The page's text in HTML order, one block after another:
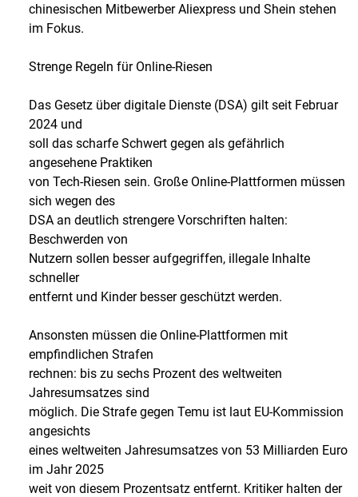
chinesischen Mitbewerber Aliexpress und Shein stehen
im Fokus.
Strenge Regeln für Online-Riesen
Das Gesetz über digitale Dienste (DSA) gilt seit Februar
2024 und
soll das scharfe Schwert gegen als gefährlich
angesehene Praktiken
von Tech-Riesen sein. Große Online-Plattformen müssen
sich wegen des
DSA an deutlich strengere Vorschriften halten:
Beschwerden von
Nutzern sollen besser aufgegriffen, illegale Inhalte
schneller
entfernt und Kinder besser geschützt werden.
Ansonsten müssen die Online-Plattformen mit
empfindlichen Strafen
rechnen: bis zu sechs Prozent des weltweiten
Jahresumsatzes sind
möglich. Die Strafe gegen Temu ist laut EU-Kommission
angesichts
eines weltweiten Jahresumsatzes von 53 Milliarden Euro
im Jahr 2025
weit von diesem Prozentsatz entfernt. Kritiker halten der